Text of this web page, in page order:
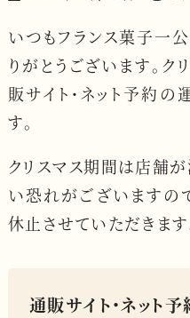
いつもフランス菓子一
りがとうございます。 ク
販サイト・ネット予約
す。
クリスマス期間は店舗
い恐れがございますので
休止させていただきます
通販サイト・ネット